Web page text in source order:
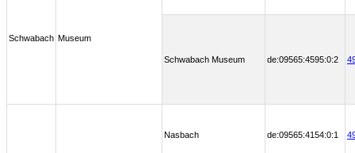
Schwabach Museum
Schwabach Museum de:09565:4595:0:2
Nasbach de:09565:4154:0:1